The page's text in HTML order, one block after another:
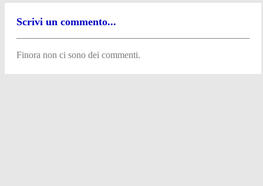
Scrivi un commento...
Finora non ci sono dei commenti.